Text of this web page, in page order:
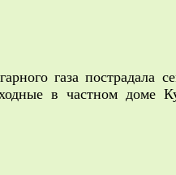
газа пострадала
в частном доме